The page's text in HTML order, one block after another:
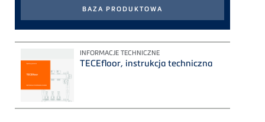
INFORMACJE TECHNICZNE
TECEfloor, instrukcja techniczna